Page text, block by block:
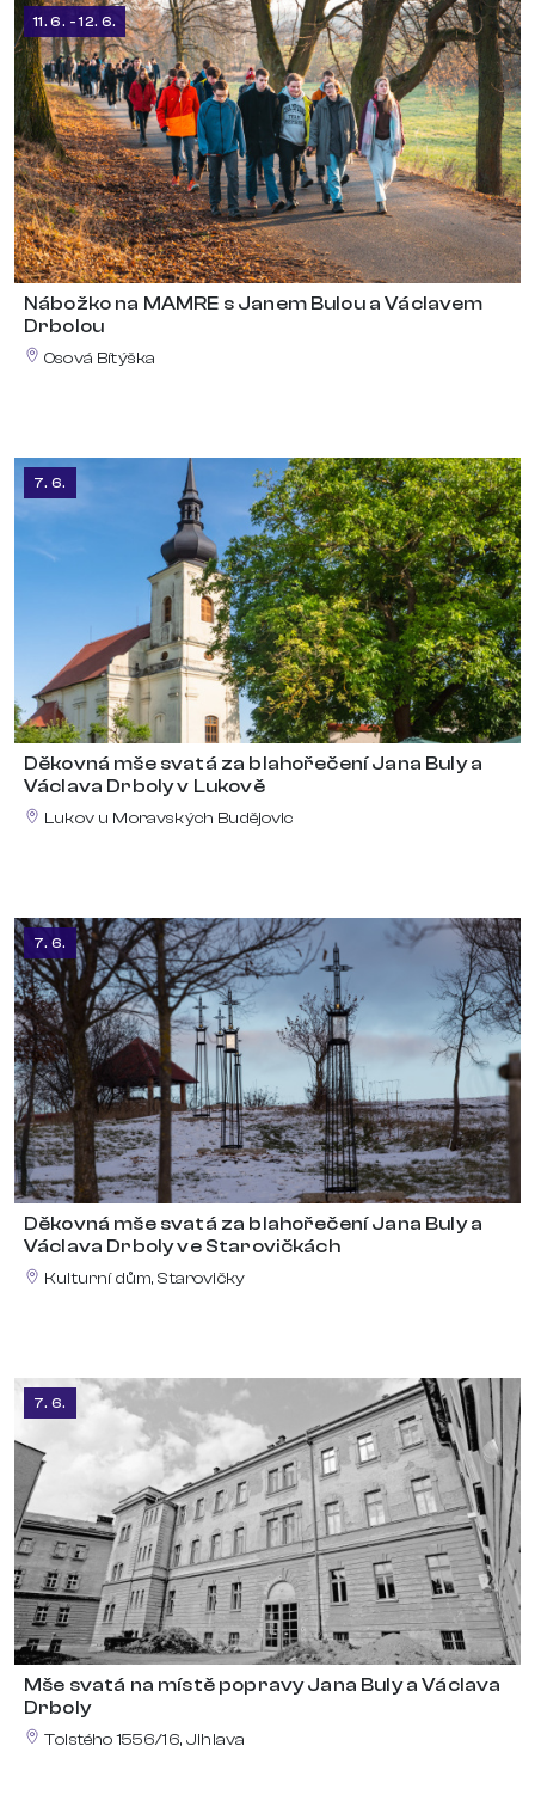
11. 6. - 12. 6.
Nábožko na MAMRE s Janem Bulou a Václavem
Drbolou
Osová Bítýška
7. 6.
Děkovná mše svatá za blahořečení Jana Buly a
Václava Drboly v Lukově
Lukov u Moravských Budějovic
7. 6.
Děkovná mše svatá za blahořečení Jana Buly a
Václava Drboly ve Starovičkách
Kulturní dům, Starovičky
7. 6.
Mše svatá na místě popravy Jana Buly a Václava
Drboly
Tolstého 1556/16, Jihlava